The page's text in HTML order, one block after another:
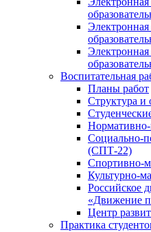
Воспитательная
Планы работ
Структура и
Социально-
(СПТ-22)
Спортивно-
Культурно-
Российское
«Движение
Центр
Практика